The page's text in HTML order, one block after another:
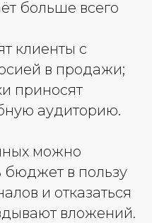
больше всего
клиенты с
в продажи;
приносят
аудиторию.
можно
бюджет в пользу
и отказаться
вложений.